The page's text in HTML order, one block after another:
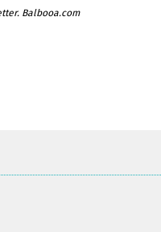
Balbooa.com